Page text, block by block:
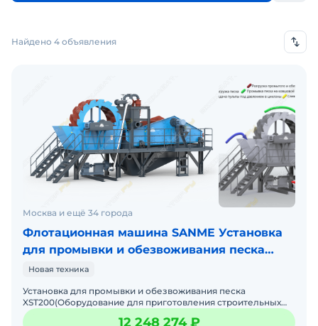
Найдено 4 объявления
Москва и ещё 34 города
Флотационная машина SANME Установка
для промывки и обезвоживания песка
XST200
Новая техника
Установка для промывки и обезвоживания песка
XST200(Оборудование для приготовления строительных
смесей: линия длясортировки и мойки песка) Цена без
12 248 274 ₽